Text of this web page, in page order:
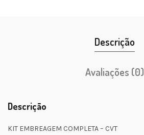
Descrição
Avaliações (0)
Descrição
KIT EMBREAGEM COMPLETA – CVT